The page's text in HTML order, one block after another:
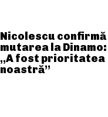
Nicolescu confirmă
mutarea la Dinamo:
„A fost prioritatea
noastră”